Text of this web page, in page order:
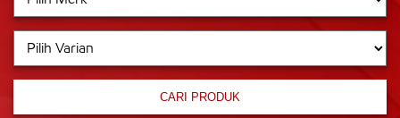
CARI PRODUK